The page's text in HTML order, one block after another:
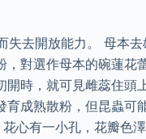
去開放能力。 母本
對選作母本的碗蓮花
時，就可見雌蕊住頭
成熟散粉，但昆蟲可
心有一小孔，花瓣色